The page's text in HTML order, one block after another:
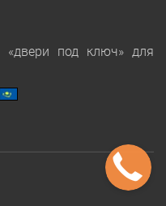
«двери под ключ» для